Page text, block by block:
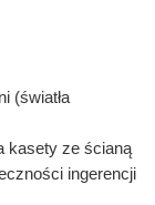
(światła
kasety ze ścianą
ingerencji